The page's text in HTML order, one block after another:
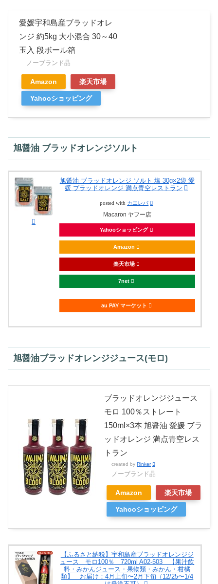
愛媛宇和島産ブラッドオレ
ンジ 約5kg 大小混合 30～40
玉入 段ボール箱
ノーブランド品
Amazon 楽天市場
Yahooショッピング
旭醤油 ブラッドオレンジソルト
旭醤油 ブラッドオレンジ ソルト 塩 30g×2袋 愛
媛 ブラッドオレンジ 満点青空レストラン
posted with カエレバ
Macaron ヤフー店
Yahooショッピング
Amazon
楽天市場
7net
au PAY マーケット
旭醤油ブラッドオレンジジュース(モロ)
ブラッドオレンジジュース
モロ 100％ストレート
150ml×3本 旭醤油 愛媛 ブラ
ッドオレンジ 満点青空レス
トラン
created by Rinker
ノーブランド品
Amazon 楽天市場
Yahooショッピング
【ふるさと納税】宇和島産ブラッドオレンジジ
ュース モロ100％ 720ml A02-503 【果汁飲
料・みかんジュース・果物類・みかん・柑橘
類】 お届け：4月上旬〜2月下旬（12/25〜1/4